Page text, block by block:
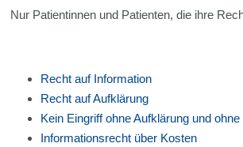
Nur Patientinnen und Patienten, die ihre
Recht auf Information
Recht auf Aufklärung
Kein Eingriff ohne Aufklärung und
Informationsrecht über Kosten